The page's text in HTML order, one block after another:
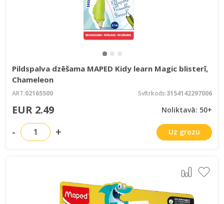
Pildspalva dzēšama MAPED Kidy learn Magic blisterī,
Chameleon
ART:02165500 Svītrkods:3154142297006
EUR 2.49 Noliktavā: 50+
- + Uz grozu